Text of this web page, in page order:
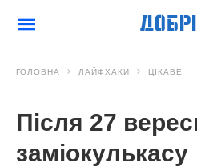
ГОЛОВНА ЛАЙФХАКИ ЦІКАВЕ
Після 27
заміокулькасу